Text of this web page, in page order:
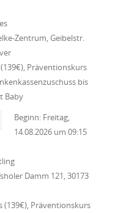
Zentrum, Geibelstr.
Präventionskurs
bis
Baby
Beginn: Freitag,
14.08.2026 um 09:15
Damm 121, 30173
(139€), Präventionskurs